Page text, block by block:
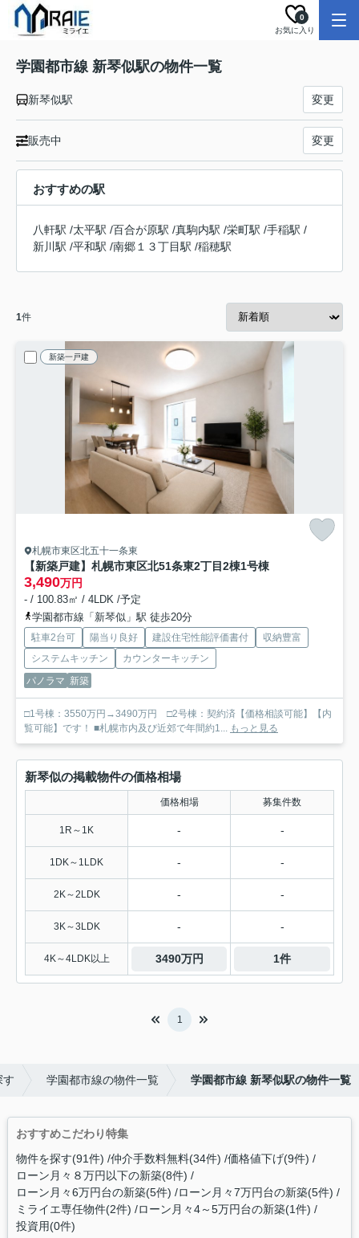
お気に入り
0
学園都市線 新琴似駅の物件一覧
新琴似駅 変更
販売中 変更
おすすめの駅
八軒駅 /太平駅 /百合が原駅 /真駒内駅 /栄町駅 /手稲駅 /
新川駅 /平和駅 /南郷１３丁目駅 /稲穂駅
1件
新築一戸建
札幌市東区北五十一条東
【新築戸建】札幌市東区北51条東2丁目2棟1号棟
3,490万円
- / 100.83㎡ / 4LDK /予定
学園都市線「新琴似」駅 徒歩20分
駐車2台可 陽当り良好 建設住宅性能評価書付
収納豊富
システムキッチン
カウンターキッチン
パノラマ 新築
□1号棟：3550万円→3490万円 □2号棟：契約済【価格相談可能】【内
覧可能】です！ ■札幌市内及び近郊で年間約1... もっと見る
新琴似の掲載物件の価格相場
価格相場 募集件数
1R～1K - -
1DK～1LDK - -
2K～2LDK - -
3K～3LDK - -
4K～4LDK以上 3490万円 1件
1
す 学園都市線の物件一覧 学園都市線 新琴似駅の物件一覧
おすすめこだわり特集
物件を探す(91件) 仲介手数料無料(34件) 価格値下げ(9件)
ローン月々８万円以下の新築(8件)
ローン月々6万円台の新築(5件) ローン月々7万円台の新築(5件)
ミライエ専任物件(2件) ローン月々4～5万円台の新築(1件)
投資用(0件)